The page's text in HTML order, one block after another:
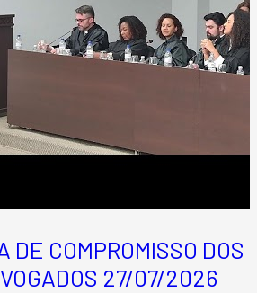
DE COMPROMISSO DOS
27/07/2026